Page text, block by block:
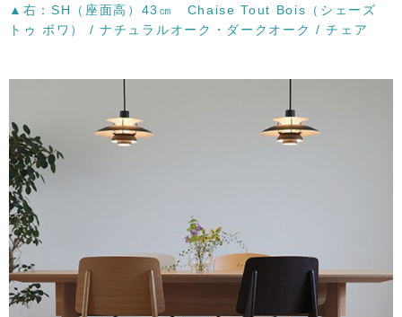
▲右：SH（座面高）43㎝ Chaise Tout Bois（シェーズ
トゥ ボワ） / ナチュラルオーク・ダークオーク / チェア